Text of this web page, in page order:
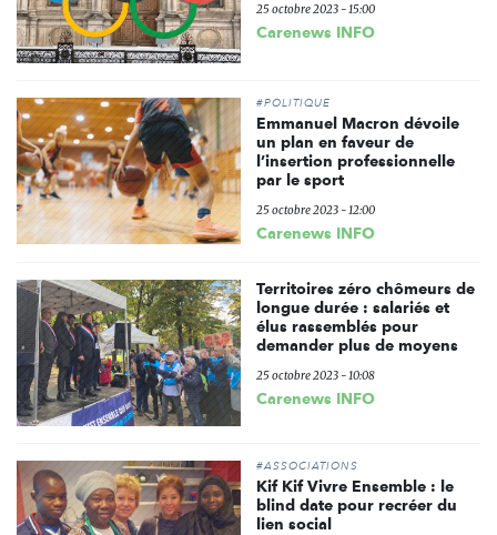
25 octobre 2023 - 15:00
Carenews INFO
#POLITIQUE
Emmanuel Macron dévoile
un plan en faveur de
l’insertion professionnelle
par le sport
25 octobre 2023 - 12:00
Carenews INFO
Territoires zéro chômeurs de
longue durée : salariés et
élus rassemblés pour
demander plus de moyens
25 octobre 2023 - 10:08
Carenews INFO
#ASSOCIATIONS
Kif Kif Vivre Ensemble : le
blind date pour recréer du
lien social